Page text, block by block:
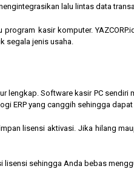
lalu lintas data
kasir komputer.
segala jenis usaha.
lengkap. Software kasir PC
ERP yang canggih sehingga
lisensi aktivasi. Jika hilang
sehingga Anda bebas